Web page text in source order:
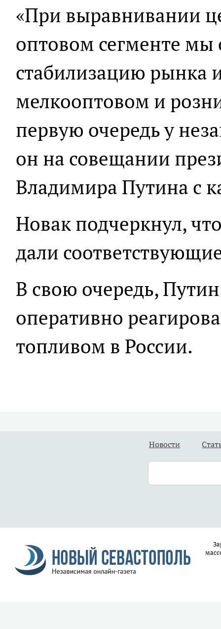
«При выравнивании
оптовом сегменте
стабилизацию рынка
мелкооптовом и
первую очередь у
он на совещании
Владимира Путина с
Новак подчеркнул,
дали
В свою очередь,
оперативно
топливом в России.
Новости